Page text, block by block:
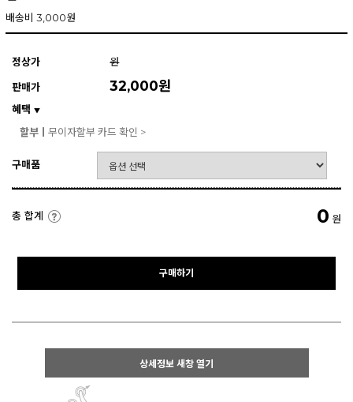
배송비 3,000원
정상가
원
판매가
32,000원
혜택 ▼
할부ㅣ 무이자할부 카드 확인 >
구매품
총 합계 0 원
구매하기
상세정보 새창 열기